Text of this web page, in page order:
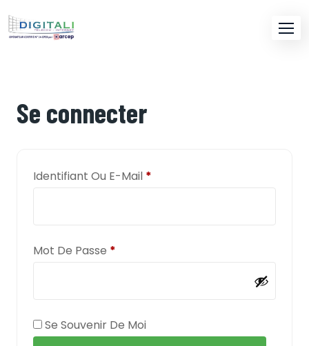
Se connecter
Identifiant Ou E-Mail *
Mot De Passe *
Se Souvenir De Moi